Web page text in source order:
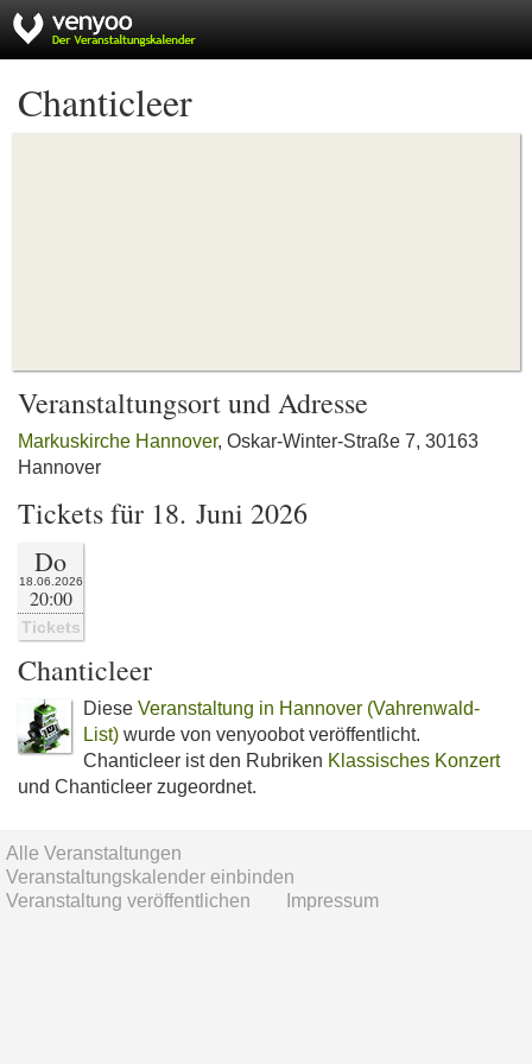
Chanticleer
Veranstaltungsort und Adresse
Markuskirche Hannover, Oskar-Winter-Straße 7, 30163
Hannover
Tickets für 18. Juni 2026
Do
18.06.2026
20:00
Tickets
Chanticleer
Diese Veranstaltung in Hannover (Vahrenwald-
List) wurde von venyoobot veröffentlicht.
Chanticleer ist den Rubriken Klassisches Konzert
und Chanticleer zugeordnet.
Alle Veranstaltungen
Veranstaltungskalender einbinden
Veranstaltung veröffentlichen
Impressum